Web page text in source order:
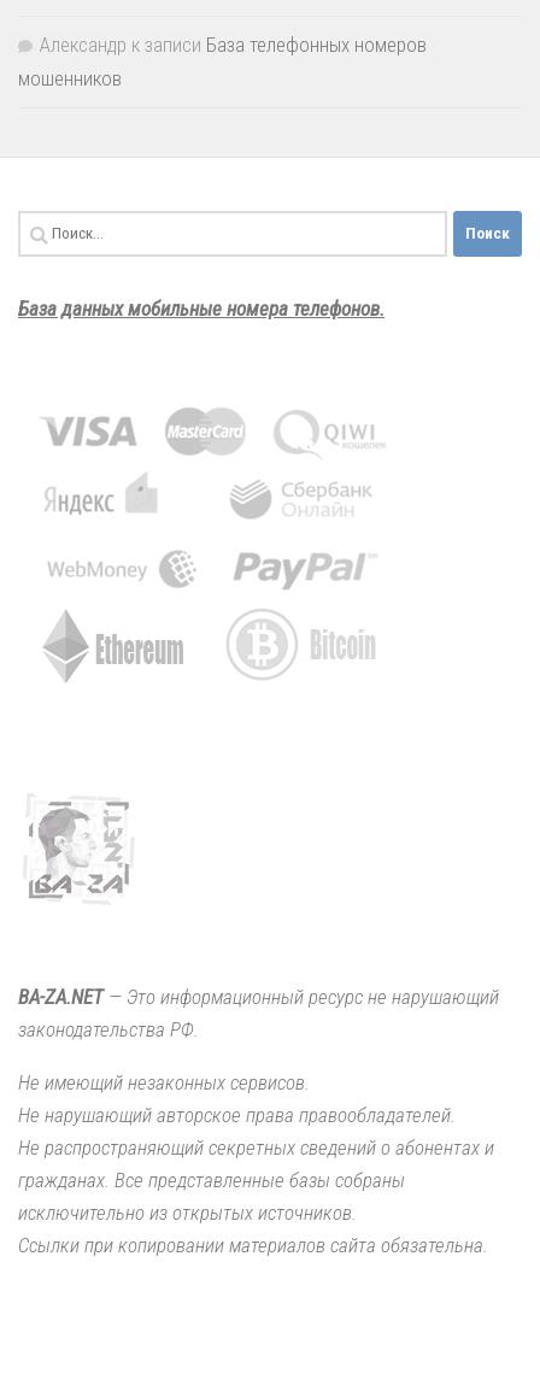
Александр к записи База телефонных номеров
мошенников
Найти:
База данных мобильные номера телефонов.
BA-ZA.NET— Это информационный ресурс не нарушающий
законодательства РФ.
Не имеющий незаконных сервисов.
Не нарушающий авторское права правообладателей.
Не распространяющий секретных сведений о абонентах и
гражданах. Все представленные базы собраны
исключительно из открытых источников.
Ссылки при копировании материалов сайта обязательна.